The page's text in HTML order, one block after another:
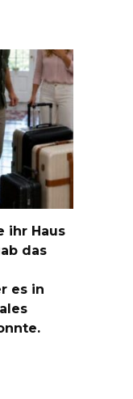
ihr Haus
das
es in